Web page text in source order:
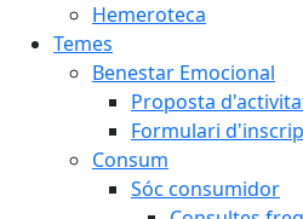
Hemeroteca
Temes
Benestar Emocional
Proposta
Formulari
Consum
Sóc consumidor